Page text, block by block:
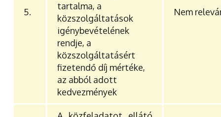
5.
tartalma, a
közszolgáltatások
igénybevételének
rendje, a
közszolgáltatásért
fizetendő díj mértéke,
az abból adott
kedvezmények
Nem